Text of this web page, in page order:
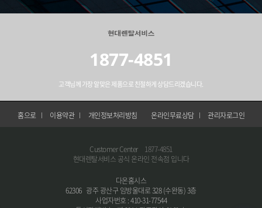
1877-4851
고객님께 가장 알맞은 제품으로 친절하게 상담드리겠습니다.
홈으로 이용약관 개인정보처리방침 온라인무료상담 관리자로그인
Customer Center 1877-4851
현대렌탈서비스 공식 온라인 전속점 입니다
다온홈시스
62306 광주 광산구 임방울대로 328 (수완동) 3층
사업자번호 : 410-31-77544